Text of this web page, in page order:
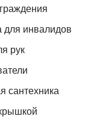
для инвалидов
рук
сантехника